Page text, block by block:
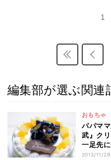
1
編集部が選ぶ関連
おもちゃ
パパマ
武』ク
一足先
2013/11/